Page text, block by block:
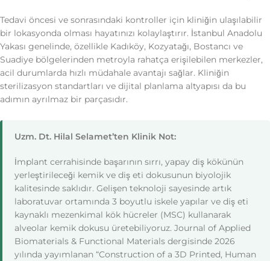
Tedavi öncesi ve sonrasındaki kontroller için kliniğin ulaşılabilir
bir lokasyonda olması hayatınızı kolaylaştırır. İstanbul Anadolu
Yakası genelinde, özellikle Kadıköy, Kozyatağı, Bostancı ve
Suadiye bölgelerinden metroyla rahatça erişilebilen merkezler,
acil durumlarda hızlı müdahale avantajı sağlar. Kliniğin
sterilizasyon standartları ve dijital planlama altyapısı da bu
adımın ayrılmaz bir parçasıdır.
Uzm. Dt. Hilal Selamet’ten Klinik Not:
İmplant cerrahisinde başarının sırrı, yapay diş kökünün
yerleştirileceği kemik ve diş eti dokusunun biyolojik
kalitesinde saklıdır. Gelişen teknoloji sayesinde artık
laboratuvar ortamında 3 boyutlu iskele yapılar ve diş eti
kaynaklı mezenkimal kök hücreler (MSC) kullanarak
alveolar kemik dokusu üretebiliyoruz. Journal of Applied
Biomaterials & Functional Materials dergisinde 2026
yılında yayımlanan “Construction of a 3D Printed, Human